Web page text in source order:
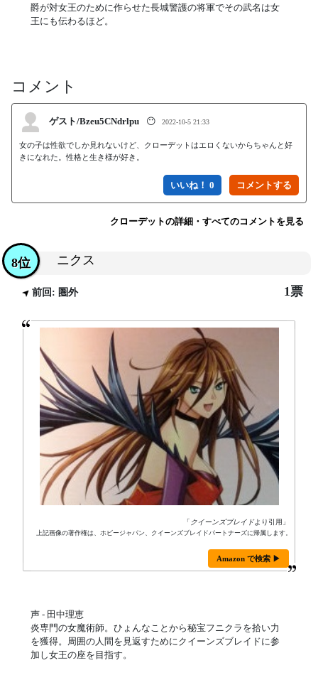
爵が対女王のために作らせた長城警護の将軍でその武名は女
王にも伝わるほど。
コメント
ゲスト/Bzeu5CNdrlpu 😶 2022-10-5 21:33
女の子は性欲でしか見れないけど、クローデットはエロくないからちゃんと好
きになれた。性格と生き様が好き。
いいね！ 0
クローデットの詳細・すべてのコメントを見る
ニクス
8位
前回: 圏外 1票
「 クイーンズブレイドより引用」
上記画像の著作権は、ホビージャパン、クイーンズブレイドパートナーズに帰属します。
Amazon で検索 ▶
声 - 田中理恵
炎専門の女魔術師。ひょんなことから秘宝フニクラを拾い力
を獲得。周囲の人間を見返すためにクイーンズブレイドに参
加し女王の座を目指す。